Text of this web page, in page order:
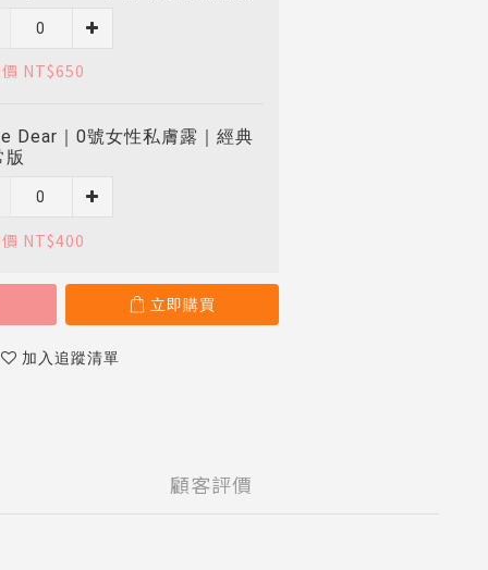
NT$650
Dear｜0號女性私膚露｜經典
版
NT$400
立即購買
加入追蹤清單
顧客評價